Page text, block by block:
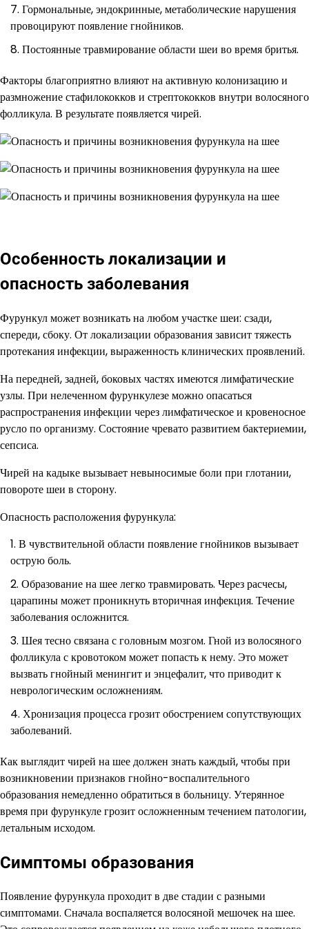
Гормональные, эндокринные, метаболические нарушения
провоцируют появление гнойников.
Постоянные травмирование области шеи во время бритья.
Факторы благоприятно влияют на активную колонизацию и
размножение стафилококков и стрептококков внутри волосяного
фолликула. В результате появляется чирей.
Особенность локализации и
опасность заболевания
Фурункул может возникать на любом участке шеи: сзади,
спереди, сбоку. От локализации образования зависит тяжесть
протекания инфекции, выраженность клинических проявлений.
На передней, задней, боковых частях имеются лимфатические
узлы. При нелеченном фурункулезе можно опасаться
распространения инфекции через лимфатическое и кровеносное
русло по организму. Состояние чревато развитием бактериемии,
сепсиса.
Чирей на кадыке вызывает невыносимые боли при глотании,
повороте шеи в сторону.
Опасность расположения фурункула:
В чувствительной области появление гнойников вызывает
острую боль.
Образование на шее легко травмировать. Через расчесы,
царапины может проникнуть вторичная инфекция. Течение
заболевания осложнится.
Шея тесно связана с головным мозгом. Гной из волосяного
фолликула с кровотоком может попасть к нему. Это может
вызвать гнойный менингит и энцефалит, что приводит к
неврологическим осложнениям.
Хронизация процесса грозит обострением сопутствующих
заболеваний.
Как выглядит чирей на шее должен знать каждый, чтобы при
возникновении признаков гнойно-воспалительного
образования немедленно обратиться в больницу. Утерянное
время при фурункуле грозит осложненным течением патологии,
летальным исходом.
Симптомы образования
Появление фурункула проходит в две стадии с разными
симптомами. Сначала воспаляется волосяной мешочек на шее.